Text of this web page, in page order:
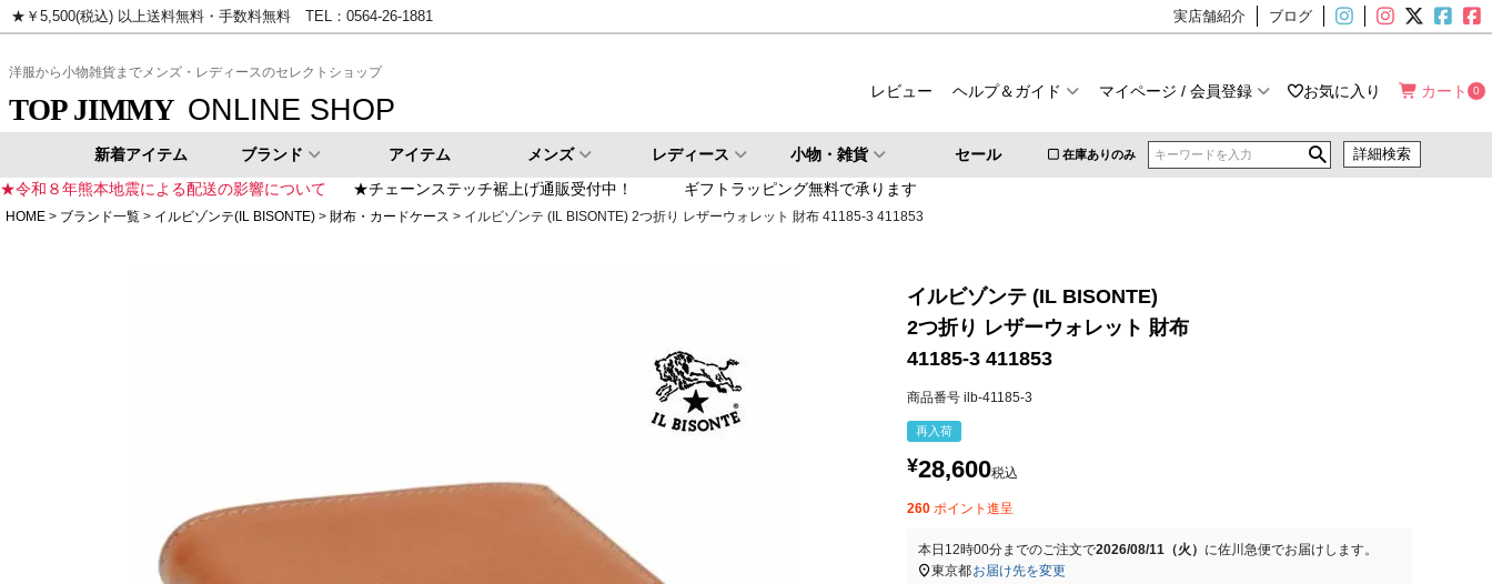
★￥5,500(税込) 以上送料無料・手数料無料 TEL：0564-26-1881 実店舗紹介 ブログ
洋服から小物雑貨までメンズ・レディースのセレクトショップ
TOP JIMMY ONLINE SHOP
レビュー ヘルプ＆ガイド マイページ / 会員登録 お気に入り カート 0
新着アイテム ブランド アイテム メンズ レディース 小物・雑貨 セール 在庫ありのみ 詳細検索
ピンク
イエロー ゴールド
★令和８年熊本地震による配送の影響について ★チェーンステッチ裾上げ通販受付中！ ギフトラッピング無料で承ります
HOME ブランド一覧 イルビゾンテ(IL BISONTE) 財布・カードケース イルビゾンテ (IL BISONTE) 2つ折り レザーウォレット 財布 41185-3 411853
イルビゾンテ (IL BISONTE)
2つ折り レザーウォレット 財布
41185-3 411853
商品番号 ilb-41185-3
再入荷
¥28,600税込
260 ポイント進呈
本日 12時00分までのご注文で2026/08/11（火） に佐川急便でお届けします。
東京都お届け先を変更